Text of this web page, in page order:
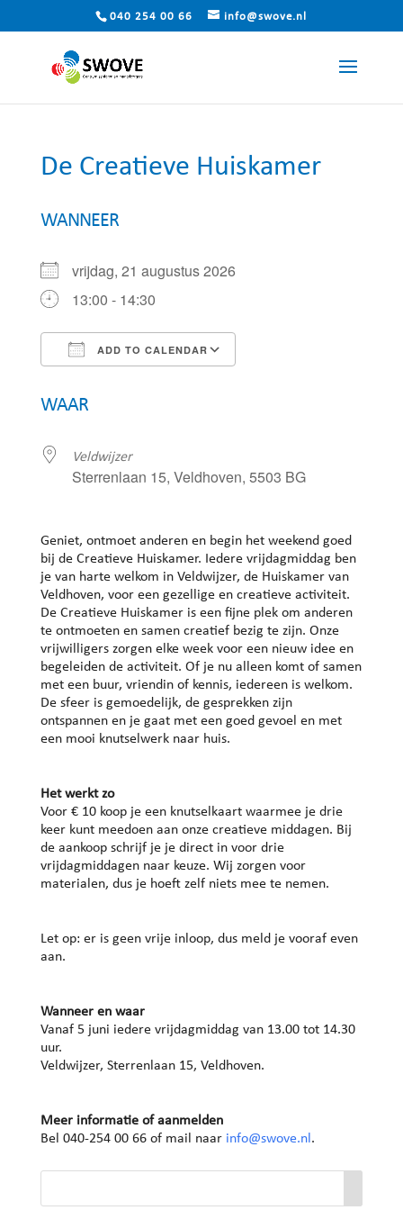
040 254 00 66 info@swove.nl
De Creatieve Huiskamer
WANNEER
vrijdag, 21 augustus 2026
13:00 - 14:30
ADD TO CALENDAR
WAAR
Veldwijzer
Sterrenlaan 15, Veldhoven, 5503 BG
Geniet, ontmoet anderen en begin het weekend goed
bij de Creatieve Huiskamer. Iedere vrijdagmiddag ben
je van harte welkom in Veldwijzer, de Huiskamer van
Veldhoven, voor een gezellige en creatieve activiteit.
De Creatieve Huiskamer is een fijne plek om anderen
te ontmoeten en samen creatief bezig te zijn. Onze
vrijwilligers zorgen elke week voor een nieuw idee en
begeleiden de activiteit. Of je nu alleen komt of samen
met een buur, vriendin of kennis, iedereen is welkom.
De sfeer is gemoedelijk, de gesprekken zijn
ontspannen en je gaat met een goed gevoel en met
een mooi knutselwerk naar huis.
Het werkt zo
Voor € 10 koop je een knutselkaart waarmee je drie
keer kunt meedoen aan onze creatieve middagen. Bij
de aankoop schrijf je je direct in voor drie
vrijdagmiddagen naar keuze. Wij zorgen voor
materialen, dus je hoeft zelf niets mee te nemen.
Let op: er is geen vrije inloop, dus meld je vooraf even
aan.
Wanneer en waar
Vanaf 5 juni iedere vrijdagmiddag van 13.00 tot 14.30
uur.
Veldwijzer, Sterrenlaan 15, Veldhoven.
Meer informatie of aanmelden
Bel 040-254 00 66 of mail naar info@swove.nl .